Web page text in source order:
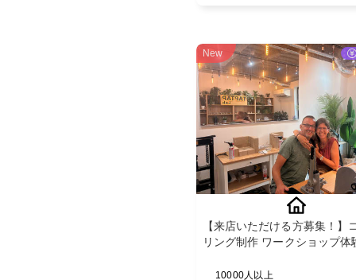
New
【来店いただける方募集！】
リング制作 ワークショップ体
10000人以上